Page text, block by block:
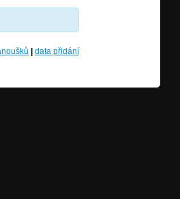
data přidání